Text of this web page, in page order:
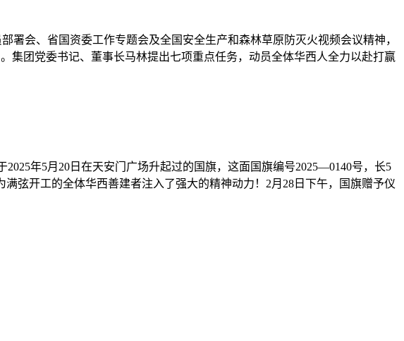
署会、省国资委工作专题会及全国安全生产和森林草原防灭火视频会议精神，
集团党委书记、董事长马林提出七项重点任务，动员全体华西人全力以赴打赢
年5月20日在天安门广场升起过的国旗，这面国旗编号2025—0140号，长5
弦开工的全体华西善建者注入了强大的精神动力！2月28日下午，国旗赠予仪